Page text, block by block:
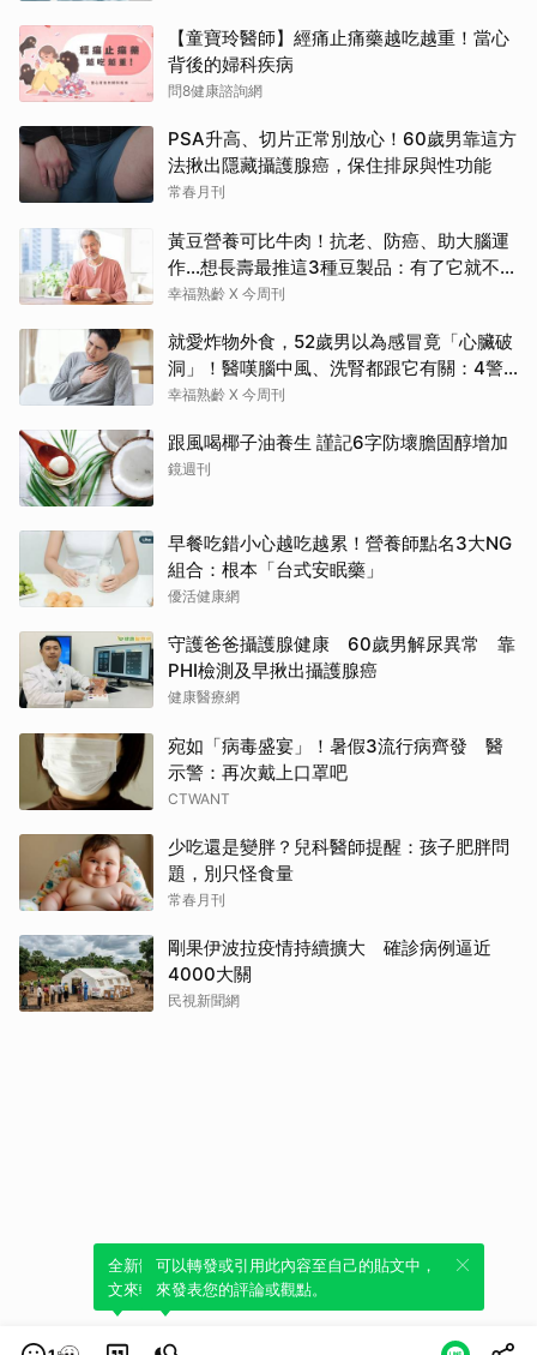
【童寶玲醫師】經痛止痛藥越吃越重！當心
背後的婦科疾病
問8健康諮詢網
PSA升高、切片正常別放心！60歲男靠這方
法揪出隱藏攝護腺癌，保住排尿與性功能
常春月刊
黃豆營養可比牛肉！抗老、防癌、助大腦運
作…想長壽最推這3種豆製品：有了它就不需
要醫生
幸福熟齡 X 今周刊
就愛炸物外食，52歲男以為感冒竟「心臟破
洞」！醫嘆腦中風、洗腎都跟它有關：4警
訊是心臟在呼救
幸福熟齡 X 今周刊
跟風喝椰子油養生 謹記6字防壞膽固醇增加
鏡週刊
早餐吃錯小心越吃越累！營養師點名3大NG
組合：根本「台式安眠藥」
優活健康網
守護爸爸攝護腺健康 60歲男解尿異常 靠
PHI檢測及早揪出攝護腺癌
健康醫療網
宛如「病毒盛宴」！暑假3流行病齊發 醫
示警：再次戴上口罩吧
CTWANT
少吃還是變胖？兒科醫師提醒：孩子肥胖問
題，別只怪食量
常春月刊
剛果伊波拉疫情持續擴大 確診病例逼近
4000大關
民視新聞網
全新體驗！一鍵引用此內容，透過發布貼
文來輕鬆表達個人立場。
可以轉發或引用此內容至自己的貼文中，
來發表您的評論或觀點。